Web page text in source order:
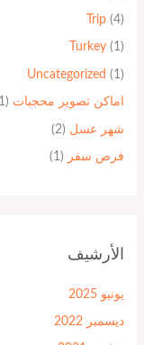
Trip(4)
Turkey(1)
Uncategorized (1)
اماكن تصوير محجبات (1)
شهر عسل (2)
فرص سفر (1)
الأرشيف
يونيو 2025
ديسمبر 2022